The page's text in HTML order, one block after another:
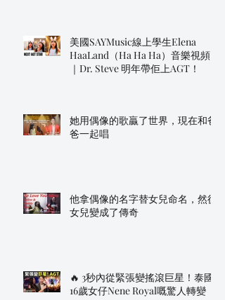
美國SAYMusic線上學生Elena
HaaLand（Ha Ha Ha）音樂視頻
｜Dr. Steve 明年帶佢上AGT！
她用偶像的歌贏了世界，現在和爸
爸一起唱
他拿偶像的名字替女兒命名，然後
女兒變成了傳奇
🔥 3秒內從緊張變搖滾巨星！泰國
16歲女仔Nene Royal嘅驚人轉變